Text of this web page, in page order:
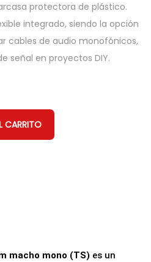
protectora de plástico.
integrado, siendo la opción
cables de audio monofónicos,
señal en proyectos DIY.
CARRITO
macho mono (TS) es un